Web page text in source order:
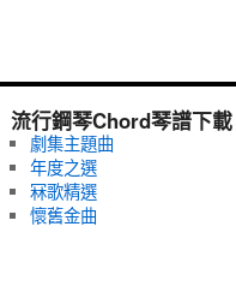
流行鋼琴Chord琴譜下載
劇集主題曲
年度之選
冧歌精選
懷舊金曲